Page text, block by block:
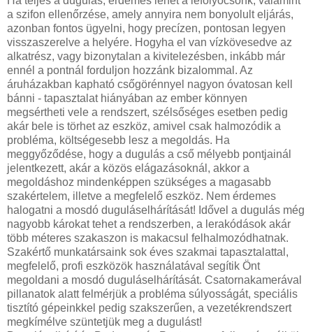
a szifon ellenőrzése, amely annyira nem bonyolult eljárás,
azonban fontos ügyelni, hogy precízen, pontosan legyen
visszaszerelve a helyére. Hogyha el van vízkövesedve az
alkatrész, vagy bizonytalan a kivitelezésben, inkább már
ennél a pontnál forduljon hozzánk bizalommal. Az
áruházakban kapható csőgörénnyel nagyon óvatosan kell
bánni - tapasztalat hiányában az ember könnyen
megsértheti vele a rendszert, szélsőséges esetben pedig
akár bele is törhet az eszköz, amivel csak halmozódik a
probléma, költségesebb lesz a megoldás. Ha
meggyőződése, hogy a dugulás a cső mélyebb pontjainál
jelentkezett, akár a közös elágazásoknál, akkor a
megoldáshoz mindenképpen szükséges a magasabb
szakértelem, illetve a megfelelő eszköz. Nem érdemes
halogatni a mosdó duguláselhárítását! Idővel a dugulás még
nagyobb károkat tehet a rendszerben, a lerakódások akár
több méteres szakaszon is makacsul felhalmozódhatnak.
Szakértő munkatársaink sok éves szakmai tapasztalattal,
megfelelő, profi eszközök használatával segítik Önt
megoldani a mosdó duguláselhárítását. Csatornakamerával
pillanatok alatt felmérjük a probléma súlyosságát, speciális
tisztító gépeinkkel pedig szakszerűen, a vezetékrendszert
megkímélve szüntetjük meg a dugulást!